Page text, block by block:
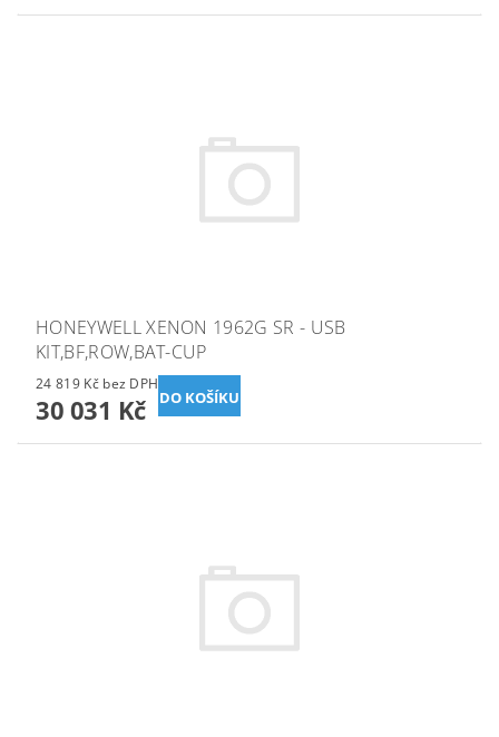
HONEYWELL XENON 1962G SR - USB
KIT,BF,ROW,BAT-CUP
24 819 Kč bez DPH
30 031 Kč